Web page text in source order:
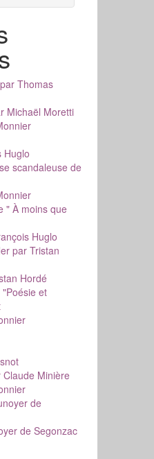
Thomas
Michaël Moretti
Huglo
scandaleuse de
" À moins que
Huglo
par Tristan
Hordé
et
Minière
de
de Segonzac